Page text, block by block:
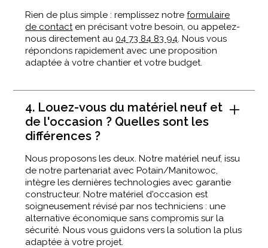
Rien de plus simple : remplissez notreformulaire
de contact en précisant votre besoin, ou appelez-
nous directement au 04 73 84 83 94 . Nous vous
répondons rapidement avec une proposition
adaptée à votre chantier et votre budget.
4. Louez-vous du matériel neuf et
de l'occasion ? Quelles sont les
différences ?
Nous proposons les deux. Notre matériel neuf, issu
de notre partenariat avec Potain/Manitowoc,
intègre les dernières technologies avec garantie
constructeur. Notre matériel d'occasion est
soigneusement révisé par nos techniciens : une
alternative économique sans compromis sur la
sécurité. Nous vous guidons vers la solution la plus
adaptée à votre projet.